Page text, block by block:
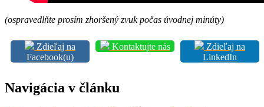
(ospravedlňte prosím zhoršený zvuk počas úvodnej minúty)
Zdieľaj na
Facebook(u)
Kontaktujte nás
Zdieľaj na
LinkedIn
Navigácia v článku